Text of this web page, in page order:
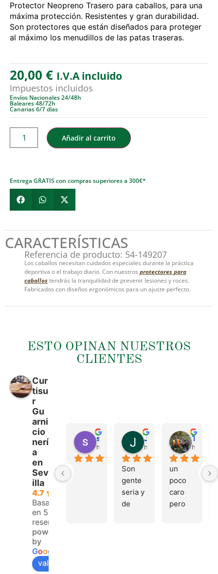
Protector Neopreno Trasero para caballos, para una
máxima protección. Resistentes y gran durabilidad.
Son protectores que están diseñados para proteger
al máximo los menudillos de las patas traseras.
20,00 € I.V.A incluido
Impuestos incluidos
Envíos Nacionales 24/48h
Baleares 48/72h
Canarias 6/7 días
Añadir al carrito
Entrega GRATIS con compras superiores a 300€*
CARACTERÍSTICAS
Referencia de producto: 54-149207
Los caballos necesitan cuidados especiales durante la práctica
deportiva o el trabajo diario. Con nuestros protectores para
caballostendrás la tranquilidad de prevenir lesiones y roces.
Fabricados con diseños ergonómicos para un ajuste perfecto.
ESTO OPINAN NUESTROS
CLIENTES
Cur
tisu
r
Gu
arni
cio
nerí
a
en
Sev
illa
4.7
Basado
en 53
reseñas.
powered
by
Goog
valóranos en
hace 4 meses hace 4 meses
Son
gente
seria y
de
hace 4
un
poco
caro
pero